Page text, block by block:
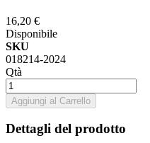
16,20 €
Disponibile
SKU
018214-2024
Qtà
Aggiungi al Carrello
Dettagli del prodotto